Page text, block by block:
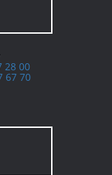
28 00
67 70